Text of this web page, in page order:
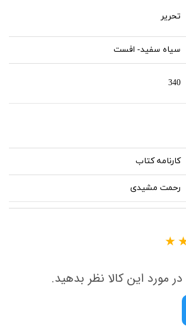
تحریر
سیاه سفید- افست
340
کارنامه کتاب
رحمت مشیدی
مورد این کالا نظر بدهید.